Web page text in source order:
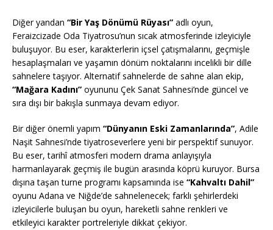
Diğer yandan “Bir Yaş Dönümü Rüyası” adlı oyun,
Feraizcizade Oda Tiyatrosu’nun sıcak atmosferinde izleyiciyle
buluşuyor. Bu eser, karakterlerin içsel çatışmalarını, geçmişle
hesaplaşmaları ve yaşamın dönüm noktalarını incelikli bir dille
sahnelere taşıyor. Alternatif sahnelerde de sahne alan ekip,
“Mağara Kadını” oyununu Çek Sanat Sahnesi’nde güncel ve
sıra dışı bir bakışla sunmaya devam ediyor.
Bir diğer önemli yapım “Dünyanın Eski Zamanlarında”, Adile
Naşit Sahnesi’nde tiyatroseverlere yeni bir perspektif sunuyor.
Bu eser, tarihî atmosferi modern drama anlayışıyla
harmanlayarak geçmiş ile bugün arasında köprü kuruyor. Bursa
dışına taşan turne programı kapsamında ise “Kahvaltı Dahil”
oyunu Adana ve Niğde’de sahnelenecek; farklı şehirlerdeki
izleyicilerle buluşan bu oyun, hareketli sahne renkleri ve
etkileyici karakter portreleriyle dikkat çekiyor.